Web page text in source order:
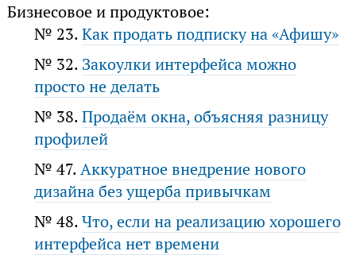
Бизнесовое и продуктовое:
№ 23.Как продать подписку на «Афишу»
№ 32. Закоулки интерфейса можно
просто не делать
№ 38.Продаём окна, объясняя разницу
профилей
№ 47.Аккуратное внедрение нового
дизайна без ущерба привычкам
№ 48.Что, если на реализацию хорошего
интерфейса нет времени